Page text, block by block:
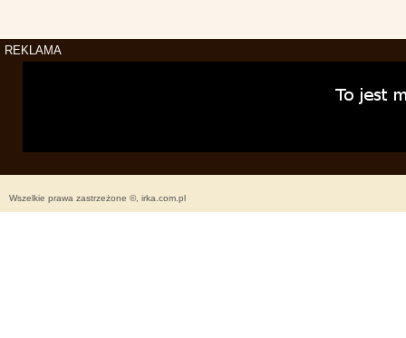
REKLAMA
Wszelkie prawa zastrzeżone ©, irka.com.pl